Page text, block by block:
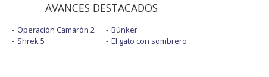
AVANCES DESTACADOS
Operación Camarón 2
Shrek 5
Búnker
El gato con sombrero